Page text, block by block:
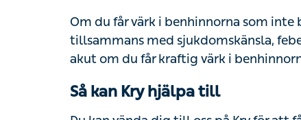
kraftig värk i benhinnorna med svullnad
Så kan Kry hjälpa till
Du kan vända dig till oss på Kry för att få
individuell bedömning baserat på dina